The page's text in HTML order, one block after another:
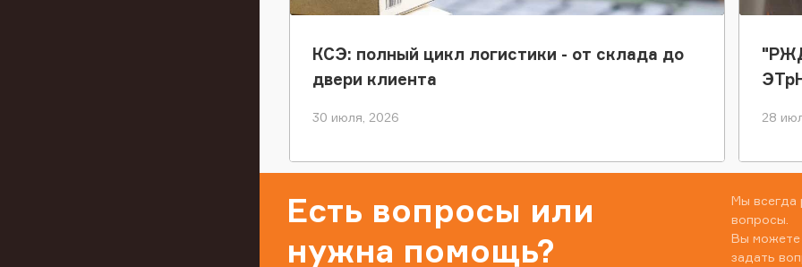
КСЭ: полный цикл логистики - от склада до
двери клиента
30 июля, 2026 28
Есть вопросы или
нужна помощь?
Мы всегда
вопросы.
Вы можете
задать